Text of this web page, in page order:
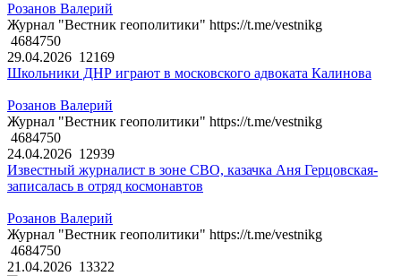
Розанов Валерий
Журнал "Вестник геополитики" https://t.me/vestnikg
4684750
29.04.2026 12169
Школьники ДНР играют в московского адвоката Калинова
Розанов Валерий
Журнал "Вестник геополитики" https://t.me/vestnikg
4684750
24.04.2026 12939
Известный журналист в зоне СВО, казачка Аня Герцовская-
записалась в отряд космонавтов
Розанов Валерий
Журнал "Вестник геополитики" https://t.me/vestnikg
4684750
21.04.2026 13322